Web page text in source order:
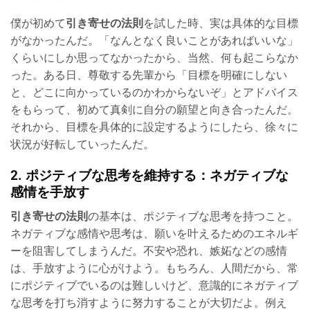
僕が初めて引き寄せの法則 を試した時、実は具体的な目標
がなかったんだ。「なんとなく良いことがあればいいな」
くらいにしか思ってなかったから、当然、何も起こらなか
った。ある日、尊敬する先輩から「目標を明確にしない
と、どこに向かっているのかわからないぞ」とアドバイス
をもらって、初めて真剣に自分の願望と向き合ったんだ。
それから、目標を具体的に設定するようにしたら、徐々に
状況が好転していったんだ。
2. ポジティブな思考を維持する：ネガティブな
感情を手放す
引き寄せの法則の基本は、ポジティブな思考を持つこと。
ネガティブな感情や思考は、願いを叶えるためのエネルギ
ーを阻害してしまうんだ。不安や恐れ、嫉妬などの感情
は、手放すように心がけよう。もちろん、人間だから、常
にポジティブでいるのは難しいけど、意識的にネガティブ
な思考を打ち消すように努力することが大切だよ。例え